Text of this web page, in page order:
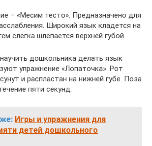
– «Месим тесто». Предназначено для
Широкий язык кладется на
слегка шлепается верхней губой.
дошкольника делать язык
упражнение «Лопаточка». Рот
и распластан на нижней губе. Поза
пяти секунд.
Игры и упражнения для
детей дошкольного